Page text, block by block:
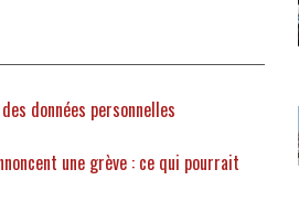
données personnelles
une grève : ce qui pourrait